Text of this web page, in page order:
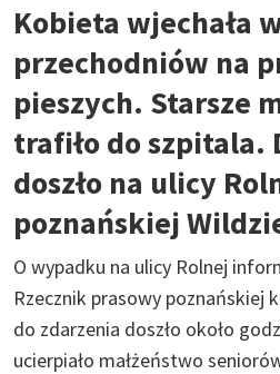
Kobieta wjechała
przechodniów na
pieszych. Starsze
trafiło do szpitala.
doszło na ulicy
poznańskiej
O wypadku na ulicy Rolnej
Rzecznik prasowy poznańskiej
do zdarzenia doszło około
ucierpiało małżeństwo